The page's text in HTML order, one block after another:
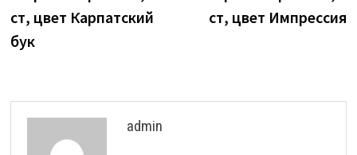
ст, цвет Карпатский
бук
ст, цвет Импрессия
admin